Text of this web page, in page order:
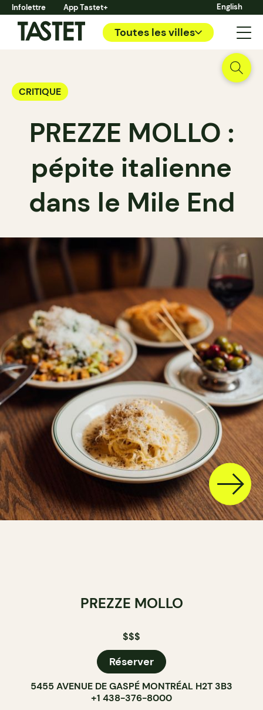
Infolettre App Tastet+ English
Toutes les villes
CRITIQUE
PREZZE MOLLO :
pépite italienne
dans le Mile End
PREZZE MOLLO
$$$
Réserver
5455 AVENUE DE GASPÉ MONTRÉAL H2T 3B3
+1 438-376-8000